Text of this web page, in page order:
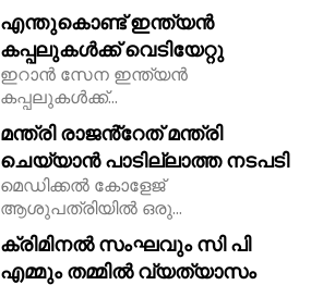
എന്തുകൊണ്ട് ഇന്ത്യൻ
കപ്പലുകൾക്ക് വെടിയേറ്റു
ഇറാൻ സേന ഇന്ത്യൻ
കപ്പലുകൾക്ക്...
മന്ത്രി രാജൻ്റേത് മന്ത്രി
ചെയ്യാൻ പാടില്ലാത്ത നടപടി
മെഡിക്കൽ കോളേജ്
ആശുപത്രിയിൽ ഒരു...
ക്രിമിനൽ സംഘവും സി പി
എമ്മും തമ്മിൽ വ്യത്യാസം